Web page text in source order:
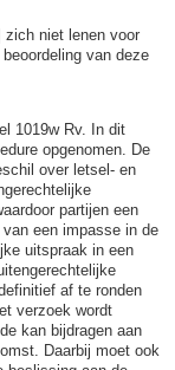
niet lenen voor
van deze
1019w Rv. In dit
opgenomen. De
over letsel- en
partijen een
een impasse in de
uitspraak in een
af te ronden
verzoek wordt
kan bijdragen aan
Daarbij moet ook